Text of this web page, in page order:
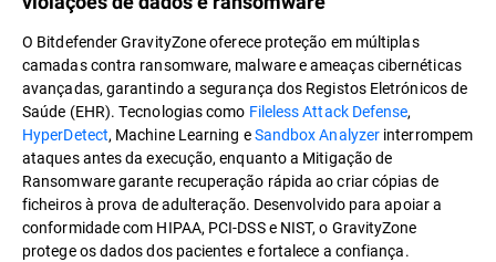
O Bitdefender GravityZone oferece proteção em múltiplas
camadas contra ransomware, malware e ameaças cibernéticas
avançadas, garantindo a segurança dos Registos Eletrónicos de
Saúde (EHR). Tecnologias como Fileless Attack Defense,
HyperDetect, Machine Learning eSandbox Analyzer interrompem
ataques antes da execução, enquanto a Mitigação de
Ransomware garante recuperação rápida ao criar cópias de
ficheiros à prova de adulteração. Desenvolvido para apoiar a
conformidade com HIPAA, PCI-DSS e NIST, o GravityZone
protege os dados dos pacientes e fortalece a confiança.